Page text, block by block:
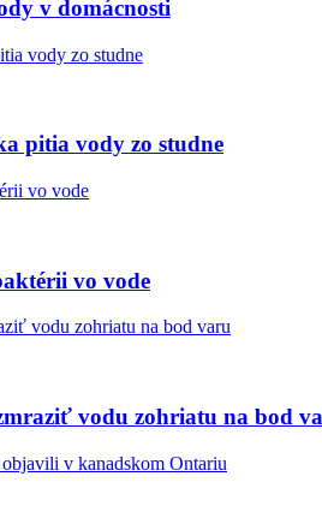
v domácnosti
pitia vody zo studne
vo vode
vodu zohriatu na bod